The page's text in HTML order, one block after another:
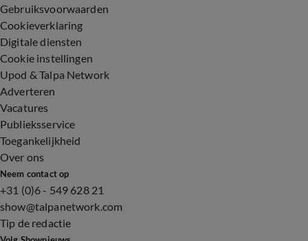
Gebruiksvoorwaarden
Cookieverklaring
Digitale diensten
Cookie instellingen
Upod & Talpa Network
Adverteren
Vacatures
Publieksservice
Toegankelijkheid
Over ons
Neem contact op
+31 (0)6 - 549 628 21
show@talpanetwork.com
Tip de redactie